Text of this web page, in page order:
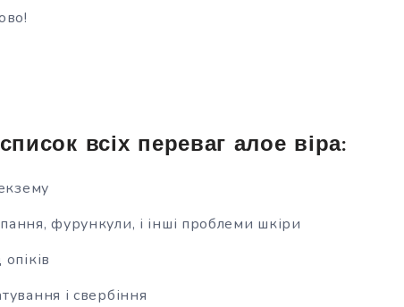
всіх переваг алое віра:
фурункули, і інші проблеми шкіри
і свербіння